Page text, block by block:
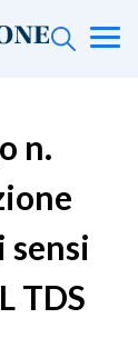
n.
sensi
TDS